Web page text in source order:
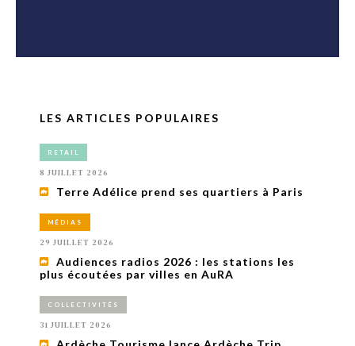
LES ARTICLES POPULAIRES
RETAIL
8 JUILLET 2026
Terre Adélice prend ses quartiers à Paris
MÉDIAS
29 JUILLET 2026
Audiences radios 2026 : les stations les
plus écoutées par villes en AuRA
COLLECTIVITÉS
31 JUILLET 2026